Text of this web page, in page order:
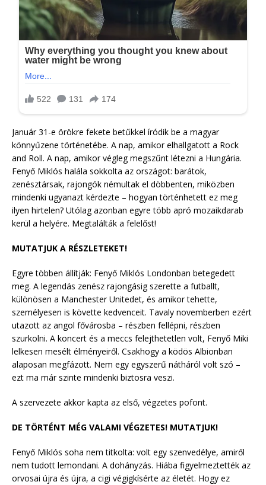
Január 31-e örökre fekete betűkkel íródik be a magyar
könnyűzene történetébe. A nap, amikor elhallgatott a Rock
and Roll. A nap, amikor végleg megszűnt létezni a Hungária.
Fenyő Miklós halála sokkolta az országot: barátok,
zenésztársak, rajongók némultak el döbbenten, miközben
mindenki ugyanazt kérdezte – hogyan történhetett ez meg
ilyen hirtelen? Utólag azonban egyre több apró mozaikdarab
kerül a helyére. Megtalálták a felelőst!
MUTATJUK A RÉSZLETEKET!
Egyre többen állítják: Fenyő Miklós Londonban betegedett
meg. A legendás zenész rajongásig szerette a futballt,
különösen a Manchester Unitedet, és amikor tehette,
személyesen is követte kedvenceit. Tavaly novemberben ezért
utazott az angol fővárosba – részben fellépni, részben
szurkolni. A koncert és a meccs felejthetetlen volt, Fenyő Miki
lelkesen mesélt élményeiről. Csakhogy a ködös Albionban
alaposan megfázott. Nem egy egyszerű nátháról volt szó –
ezt ma már szinte mindenki biztosra veszi.
A szervezete akkor kapta az első, végzetes pofont.
DE TÖRTÉNT MÉG VALAMI VÉGZETES! MUTATJUK!
Fenyő Miklós soha nem titkolta: volt egy szenvedélye, amiről
nem tudott lemondani. A dohányzás. Hiába figyelmeztették az
orvosai újra és újra, a cigi végigkísérte az életét. Hogy ez